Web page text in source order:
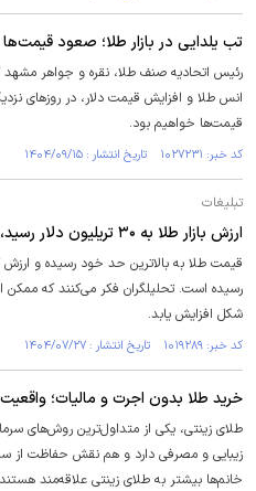
تب یلدایی در بازار طلا؛ صعود قیمت‌ها
رئیس اتحادیه صنف طلا، نقره و جواهر
انس طلا و افزایش قیمت دلار، در روزهای
قیمت‌ها خواهیم بود.
کد خبر: ۱۰۲۷۲۳۱ تاریخ انتشار : ۱۴۰۴/۰۹/۱۵
تبلیغات
ارزش بازار طلا به ۳۰ تریلیون دلار رسید، آیا زمان خرید پکس گلد فرا رسیده؟
قیمت طلا به بالاترین حد خود رسیده و ارزش
رسیده است. تحلیلگران فکر می‌کنند که
شکل افزایش یابد.
کد خبر: ۱۰۱۹۲۸۹ تاریخ انتشار : ۱۴۰۴/۰۷/۲۷
خرید طلا بدون اجرت و مالیات؛ واقعیت
طلای زینتی، یکی از متداول‌ترین روش‌های
زیبایی و مصرفی دارد و هم نقش حفاظت از
خانم‌ها بیشتر به طلای زینتی علاقه‌مند